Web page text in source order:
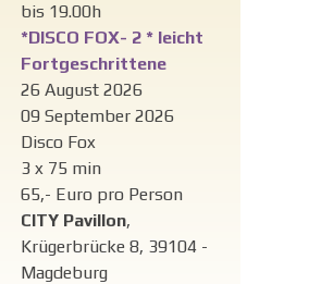
bis 19.00h
*DISCO FOX- 2 * leicht
Fortgeschrittene
26 August 2026
09 September 2026
Disco Fox
3 x 75 min
65,- Euro pro Person
CITY Pavillon,
Krügerbrücke 8, 39104 -
Magdeburg